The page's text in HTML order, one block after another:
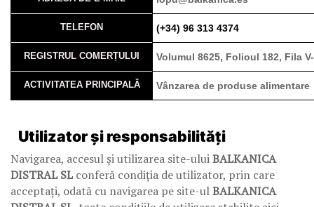
TELEFON (+34) 96 313 4374
REGISTRUL COMERȚULUI Volumul 8625, Folioul 182, Fila
ACTIVITATEA PRINCIPALĂ Vânzarea de produse alimentare
Utilizator și responsabilități
Navigarea, accesul și utilizarea site-uluiBALKANICA
DISTRAL SLconferă condiția de utilizator, prin care
acceptați, odată cu navigarea pe site-ulBALKANICA